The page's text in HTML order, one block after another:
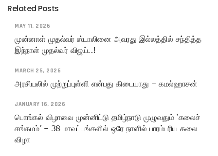
Related Posts
MAY 11, 2026
முன்னாள் முதல்வர் ஸ்டாலினை அவரது இல்லத்தில் சந்தித்த
இந்நாள் முதல்வர் விஜய்..!
MARCH 25, 2026
அரசியலில் முற்றுப்புள்ளி என்பது கிடையாது – கமல்ஹாசன்
JANUARY 16, 2026
பொங்கல் விழாவை முன்னிட்டு தமிழ்நாடு முழுவதும் ‘கலைச்
சங்கமம்’ – 38 மாவட்டங்களில் ஒரே நாளில் பாரம்பரிய கலை
விழா